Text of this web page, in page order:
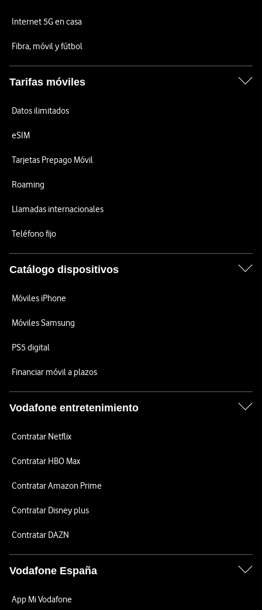
Internet 5G en casa
Fibra, móvil y fútbol
Tarifas móviles
Datos ilimitados
eSIM
Tarjetas Prepago Móvil
Roaming
Llamadas internacionales
Teléfono fijo
Catálogo dispositivos
Móviles iPhone
Móviles Samsung
PS5 digital
Financiar móvil a plazos
Vodafone entretenimiento
Contratar Netflix
Contratar HBO Max
Contratar Amazon Prime
Contratar Disney plus
Contratar DAZN
Vodafone España
App Mi Vodafone